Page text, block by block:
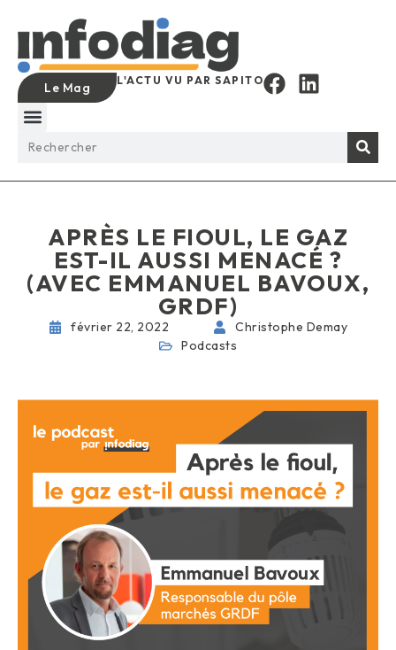
Le Mag L'ACTU VU PAR SAPITO
APRÈS LE FIOUL, LE GAZ
EST-IL AUSSI MENACÉ ?
(AVEC EMMANUEL BAVOUX,
GRDF)
février 22, 2022
Christophe Demay
Podcasts